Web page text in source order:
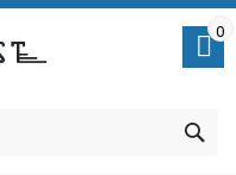
0